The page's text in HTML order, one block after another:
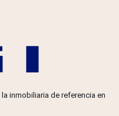
inmobiliaria de referencia en